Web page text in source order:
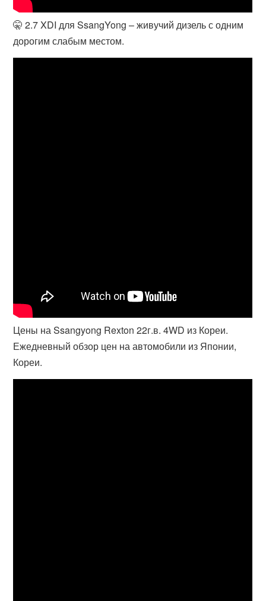
🤫 2.7 XDI для SsangYong – живучий дизель с одним
дорогим слабым местом.
Цены на Ssangyong Rexton 22г.в. 4WD из Кореи.
Ежедневный обзор цен на автомобили из Японии,
Кореи.